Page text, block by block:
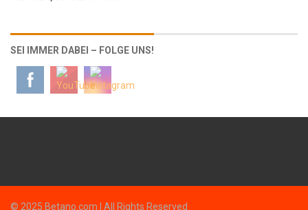
SEI IMMER DABEI – FOLGE UNS!
© 2025 Betano.com | All Rights Reserved